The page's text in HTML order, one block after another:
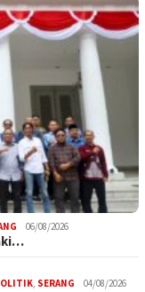
06/08/2026
SERANG 04/08/2026